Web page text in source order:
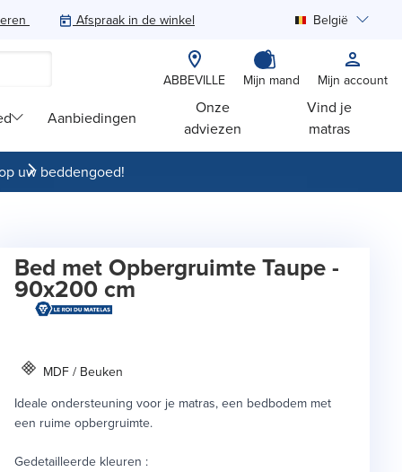
Afspraak in de winkel België
ABBEVILLE Mijn mand Mijn account
Aanbiedingen
Onze
adviezen
Vind je
matras
uw beddengoed!
Bed met Opbergruimte Taupe -
90x200 cm
MDF / Beuken
Ideale ondersteuning voor je matras, een bedbodem met
een ruime opbergruimte.
Gedetailleerde kleuren :